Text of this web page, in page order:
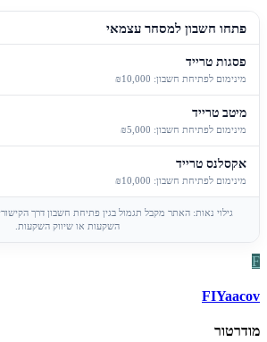
פתחו חשבון למסחר עצמאי
פסגות טרייד
מינימום לפתיחת חשבון: ₪10,000
מיטב טרייד
מינימום לפתיחת חשבון: ₪5,000
אקסלנס טרייד
מינימום לפתיחת חשבון: ₪10,000
גילוי נאות: האתר מקבל תגמול בגין פתיחת חשבון דרך
השקעות או שיווק השקעות.
F
FIYaacov
מודרטור